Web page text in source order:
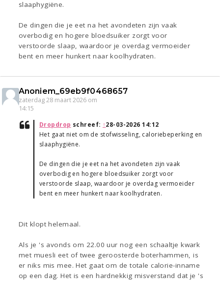
slaaphygiëne.
De dingen die je eet na het avondeten zijn vaak
overbodig en hogere bloedsuiker zorgt voor
verstoorde slaap, waardoor je overdag vermoeider
bent en meer hunkert naar koolhydraten.
Anoniem_69eb9f0468657
zaterdag 28 maart 2026 om
14:15
Dropdrop schreef: ↑28-03-2026 14:12
Het gaat niet om de stofwisseling, caloriebeperking en
slaaphygiëne.
De dingen die je eet na het avondeten zijn vaak
overbodig en hogere bloedsuiker zorgt voor
verstoorde slaap, waardoor je overdag vermoeider
bent en meer hunkert naar koolhydraten.
Dit klopt helemaal.
Als je 's avonds om 22.00 uur nog een schaaltje kwark
met muesli eet of twee geroosterde boterhammen, is
er niks mis mee. Het gaat om de totale calorie-inname
op een dag. Het is een hardnekkig misverstand dat je 's